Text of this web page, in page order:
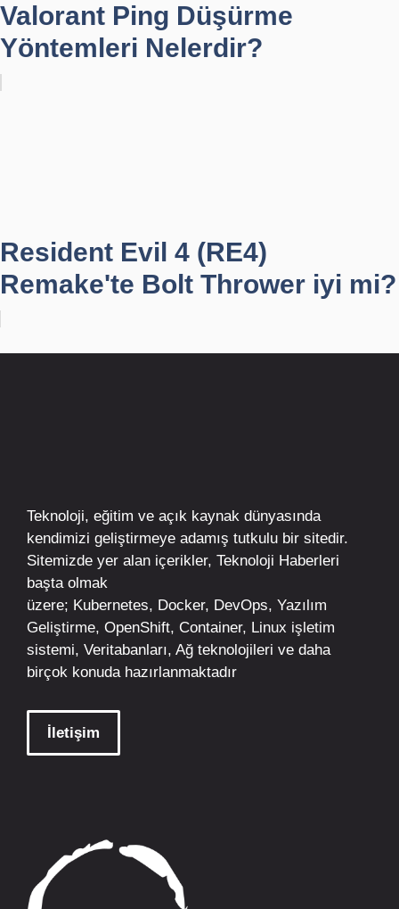
Valorant Ping Düşürme
Yöntemleri Nelerdir?
Resident Evil 4 (RE4)
Remake'te Bolt Thrower iyi mi?
Teknoloji, eğitim ve açık kaynak dünyasında
kendimizi geliştirmeye adamış tutkulu bir sitedir.
Sitemizde yer alan içerikler, Teknoloji Haberleri
başta olmak
üzere; Kubernetes, Docker, DevOps, Yazılım
Geliştirme, OpenShift, Container, Linux işletim
sistemi, Veritabanları, Ağ teknolojileri ve daha
birçok konuda hazırlanmaktadır
İletişim